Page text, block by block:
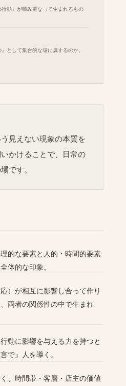
動』が積み重なって生まれるもの
として集合的な場に属するのか。
見えない現象の本質を
かけることで、日常の
です。
的な要素と人的・時間的要素
体的な印象。
）が相互に影響し合って作り
両者の関係性の中で生まれ
動に影響を与える力を持つと
で』人を導く。
、時間帯・客層・店主の価値